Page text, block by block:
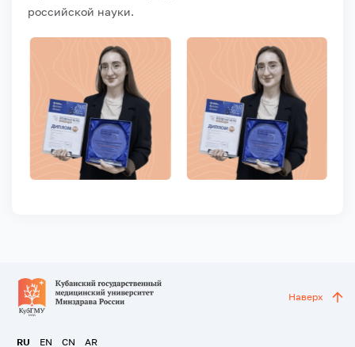
российской науки.
RU EN CN AR
Наверх